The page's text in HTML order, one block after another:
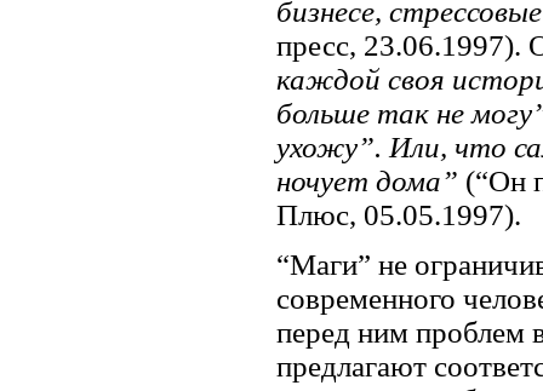
бизнесе,
пресс,
каждой своя
больше так не
ухожу”. Или, что
ночует дома” (“Он
Плюс, 05.05.1997).
“Маги” не
современного
перед ним проблем
предлагают